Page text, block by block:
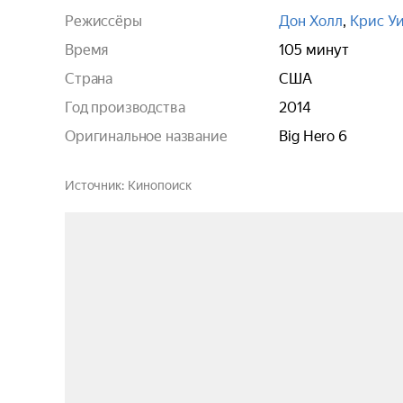
Режиссёры
Дон Холл, Крис
Время
105 минут
Страна
США
Год производства
2014
Оригинальное название
Big Hero 6
Источник Кинопоиск